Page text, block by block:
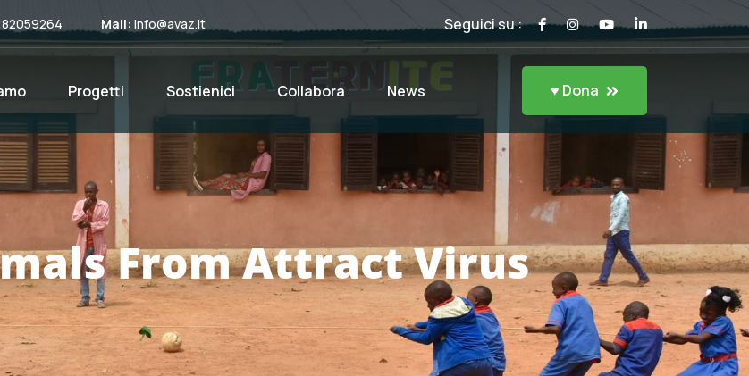
Mail: info@avaz.it Seguici su :
Progetti Sostienici Collabora News ♥ Dona
From Attract Virus